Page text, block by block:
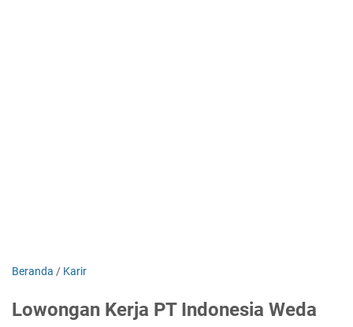
Beranda / Karir
Lowongan Kerja PT Indonesia Weda